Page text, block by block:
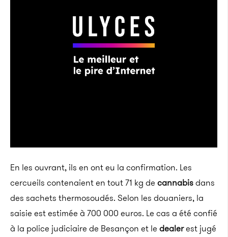
En les ouvrant, ils en ont eu la confirmation. Les
cercueils contenaient en tout 71 kg de cannabisdans
des sachets thermosoudés. Selon les douaniers, la
saisie est estimée à 700 000 euros. Le cas a été confié
à la police judiciaire de Besançon et le dealerest jugé